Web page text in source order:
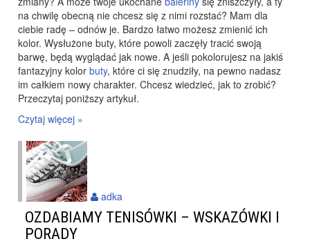
na chwilę obecną nie chcesz się z nimi rozstać? Mam dla
ciebie radę – odnów je. Bardzo łatwo możesz zmienić ich
kolor. Wysłużone buty, które powoli zaczęły tracić swoją
barwę, będą wyglądać jak nowe. A jeśli pokolorujesz na jakiś
fantazyjny kolor buty, które ci się znudziły, na pewno nadasz
im całkiem nowy charakter. Chcesz wiedzieć, jak to zrobić?
Przeczytaj poniższy artykuł.
Czytaj więcej »
OZDABIAMY TENISÓWKI – WSKAZÓWKI I
PORADY
adka